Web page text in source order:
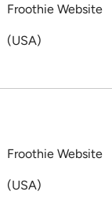
Froothie Website
(USA)
Froothie Website
(USA)